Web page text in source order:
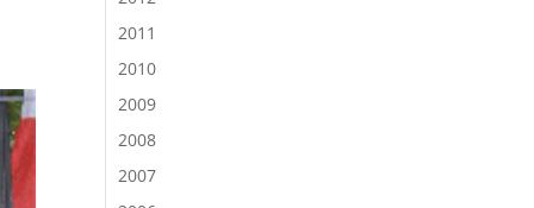
2011
2010
2009
2008
2007